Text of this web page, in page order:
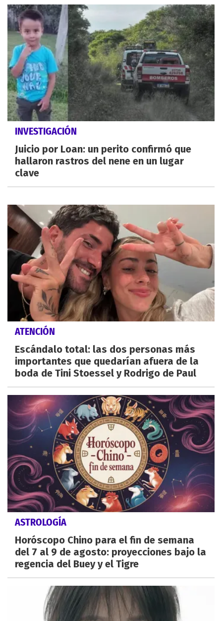
INVESTIGACIÓN
Juicio por Loan: un perito confirmó que
hallaron rastros del nene en un lugar
clave
ATENCIÓN
Escándalo total: las dos personas más
importantes que quedarían afuera de la
boda de Tini Stoessel y Rodrigo de Paul
ASTROLOGÍA
Horóscopo Chino para el fin de semana
del 7 al 9 de agosto: proyecciones bajo la
regencia del Buey y el Tigre